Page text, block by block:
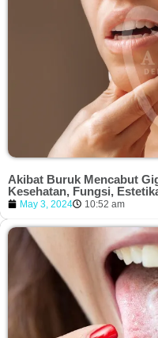
Akibat Buruk Mencabut
Kesehatan, Fungsi,
May 3, 2024 10:52 am